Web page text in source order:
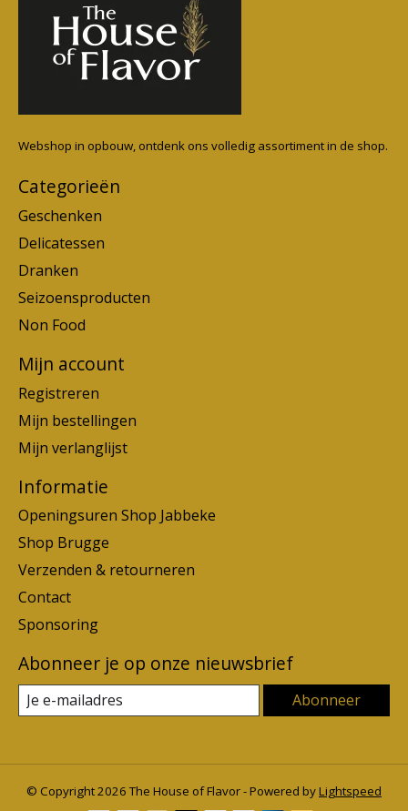
Webshop in opbouw, ontdenk ons volledig assortiment in de shop.
Categorieën
Geschenken
Delicatessen
Dranken
Seizoensproducten
Non Food
Mijn account
Registreren
Mijn bestellingen
Mijn verlanglijst
Informatie
Openingsuren Shop Jabbeke
Shop Brugge
Verzenden & retourneren
Contact
Sponsoring
Abonneer je op onze nieuwsbrief
Abonneer
© Copyright 2026 The House of Flavor - Powered byLightspeed